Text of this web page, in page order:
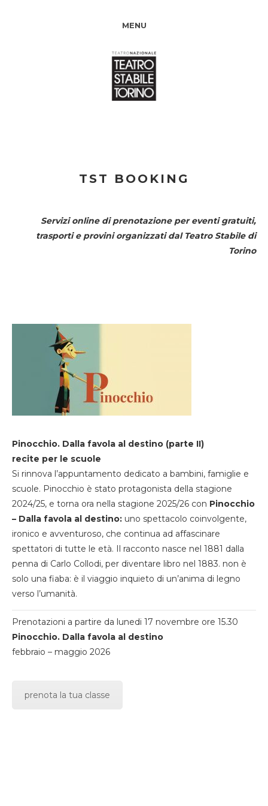
MENU
TST BOOKING
Servizi online di prenotazione per eventi gratuiti,
trasporti e provini organizzati dal Teatro Stabile di
Torino
Pinocchio. Dalla favola al destino (parte II)
recite per le scuole
Si rinnova l’appuntamento dedicato a bambini, famiglie e
scuole. Pinocchio è stato protagonista della stagione
2024/25, e torna ora nella stagione 2025/26 con Pinocchio
– Dalla favola al destino: uno spettacolo coinvolgente,
ironico e avventuroso, che continua ad affascinare
spettatori di tutte le età. Il racconto nasce nel 1881 dalla
penna di Carlo Collodi, per diventare libro nel 1883. non è
solo una fiaba: è il viaggio inquieto di un’anima di legno
verso l’umanità.
Prenotazioni a partire da lunedi 17 novembre ore 15.30
Pinocchio. Dalla favola al destino
febbraio – maggio 2026
prenota la tua classe